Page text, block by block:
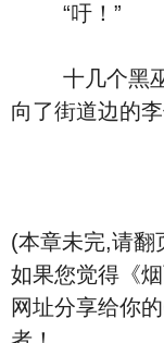
“吁！”
十几个黑巫
向了街道边的
(本章未完,请翻
如果您觉得《
网址分享给你